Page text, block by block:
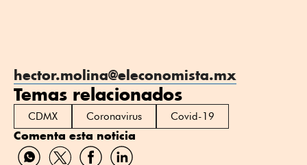
hector.molina@eleconomista.mx
Temas relacionados
CDMX Coronavirus Covid-19
Comenta esta noticia
CompartirCompartirCompartirCompartir